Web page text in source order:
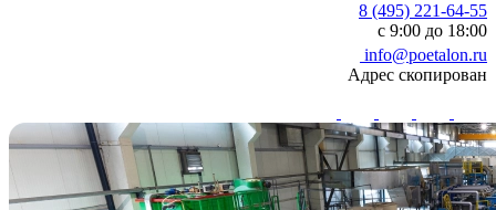
8 (495) 221-64-55
с 9:00 до 18:00
info@poetalon.ru
Адрес скопирован